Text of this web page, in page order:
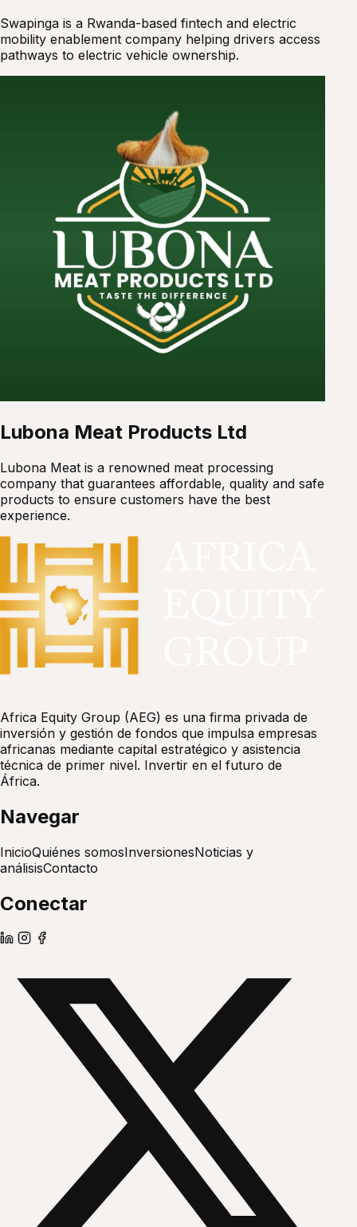
Swapinga is a Rwanda-based fintech and electric
mobility enablement company helping drivers access
pathways to electric vehicle ownership.
Lubona Meat Products Ltd
Lubona Meat is a renowned meat processing
company that guarantees affordable, quality and safe
products to ensure customers have the best
experience.
Africa Equity Group (AEG) es una firma privada de
inversión y gestión de fondos que impulsa empresas
africanas mediante capital estratégico y asistencia
técnica de primer nivel. Invertir en el futuro de
África.
Navegar
InicioQuiénes somosInversionesNoticias y
análisisContacto
Conectar